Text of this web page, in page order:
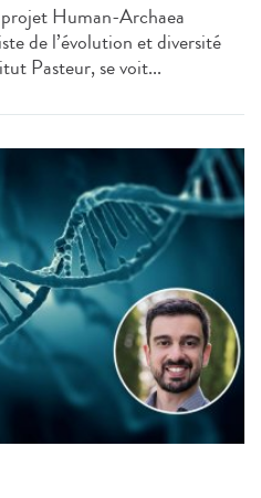
Human-Archaea
de l’évolution et diversité
Pasteur, se voit...